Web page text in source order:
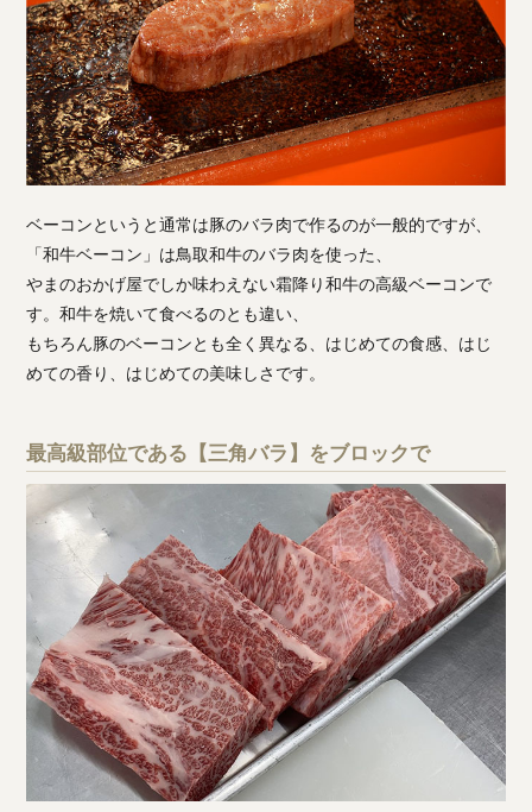
ベーコンというと通常は豚のバラ肉で作るのが一般的ですが、
「和牛ベーコン」は鳥取和牛のバラ肉を使った、
やまのおかげ屋でしか味わえない霜降り和牛の高級ベーコンで
す。和牛を焼いて食べるのとも違い、
もちろん豚のベーコンとも全く異なる、はじめての食感、はじ
めての香り、はじめての美味しさです。
最高級部位である【三角バラ】をブロックで